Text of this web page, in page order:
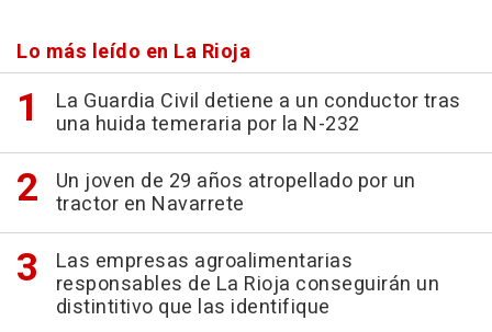
Lo más leído en La Rioja
La Guardia Civil detiene a un conductor tras
una huida temeraria por la N-232
Un joven de 29 años atropellado por un
tractor en Navarrete
Las empresas agroalimentarias
responsables de La Rioja conseguirán un
distintitivo que las identifique